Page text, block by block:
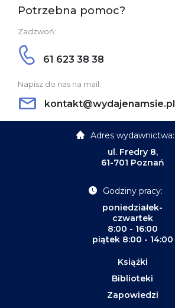
Potrzebna pomoc?
Zadzwoń:
61 623 38 38
Napisz do nas na mail:
kontakt@wydajenamsie.pl
Adres wydawnictwa:
ul. Fredry 8,
61-701 Poznań
Godziny pracy:
poniedziałek-
czwartek
8:00 - 16:00
piątek 8:00 - 14:00
Książki
Biblioteki
Zapowiedzi